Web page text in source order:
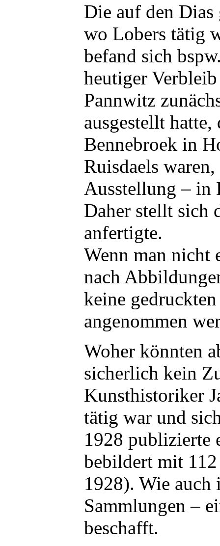
Die auf den Dias
wo Lobers tätig
befand sich
heutiger
Pannwitz
ausgestellt
Bennebroek in
Ruisdaels
Ausstellung – in
Daher stellt sich
anfertigte.
Wenn man nicht
nach
keine
angenommen
Woher könnten
sicherlich kein
Kunsthistoriker
tätig war und
1928 publizierte
bebildert mit
1928). Wie auch
Sammlungen –
beschafft.